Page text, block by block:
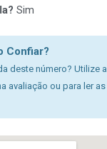
Sim
Confiar?
deste número? Utilize
avaliação ou para ler